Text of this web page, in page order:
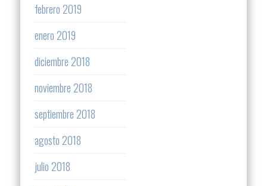
febrero 2019
enero 2019
diciembre 2018
noviembre 2018
septiembre 2018
agosto 2018
julio 2018